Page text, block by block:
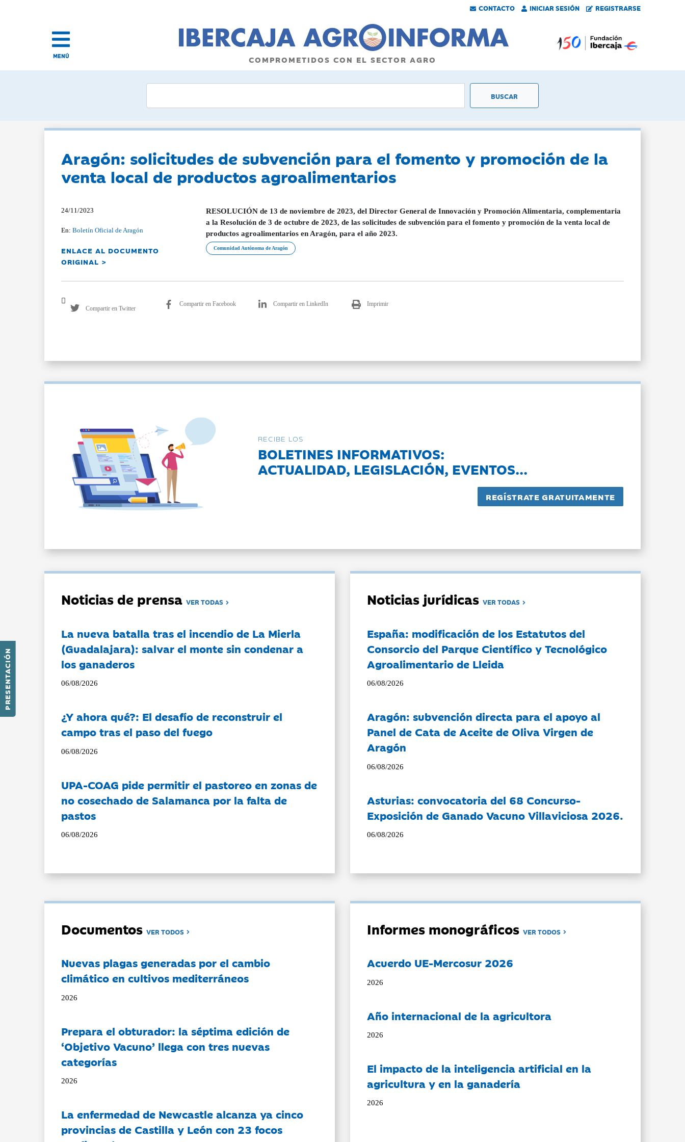
CONTACTO INICIAR SESIÓN REGISTRARSE
PRESENTACIÓN
MENÚ COMPROMETIDOS CON EL SECTOR AGRO
Aragón: solicitudes de subvención para el fomento y promoción de la
venta local de productos agroalimentarios
24/11/2023
En:Boletín Oficial de Aragón
ENLACE AL DOCUMENTO
ORIGINAL >
RESOLUCIÓN de 13 de noviembre de 2023, del Director General de Innovación y Promoción Alimentaria, complementaria
a la Resolución de 3 de octubre de 2023, de las solicitudes de subvención para el fomento y promoción de la venta local de
productos agroalimentarios en Aragón, para el año 2023.
Comunidad Autónoma de Aragón
Compartir en Twitter
Compartir en Facebook Compartir en LinkedIn Imprimir
RECIBE LOS
BOLETINES INFORMATIVOS:
ACTUALIDAD, LEGISLACIÓN, EVENTOS...
Noticias de prensaVER TODAS
La nueva batalla tras el incendio de La Mierla
(Guadalajara): salvar el monte sin condenar a
los ganaderos
06/08/2026
¿Y ahora qué?: El desafío de reconstruir el
campo tras el paso del fuego
06/08/2026
UPA-COAG pide permitir el pastoreo en zonas de
no cosechado de Salamanca por la falta de
pastos
06/08/2026
Noticias jurídicasVER TODAS
España: modificación de los Estatutos del
Consorcio del Parque Científico y Tecnológico
Agroalimentario de Lleida
06/08/2026
Aragón: subvención directa para el apoyo al
Panel de Cata de Aceite de Oliva Virgen de
Aragón
06/08/2026
Asturias: convocatoria del 68 Concurso-
Exposición de Ganado Vacuno Villaviciosa 2026.
06/08/2026
DocumentosVER TODOS
Nuevas plagas generadas por el cambio
climático en cultivos mediterráneos
2026
Prepara el obturador: la séptima edición de
‘Objetivo Vacuno’ llega con tres nuevas
categorías
2026
La enfermedad de Newcastle alcanza ya cinco
provincias de Castilla y León con 23 focos
Informes monográficosVER TODOS
Acuerdo UE-Mercosur 2026
2026
Año internacional de la agricultora
2026
El impacto de la inteligencia artificial en la
agricultura y en la ganadería
2026